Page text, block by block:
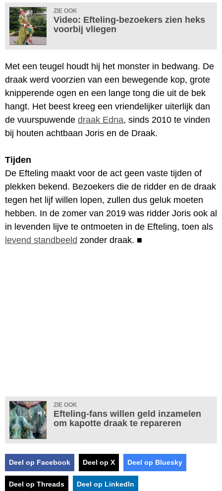
ZIE OOK
Video: Efteling-bezoekers zien heks
voorbij vliegen
Met een teugel houdt hij het monster in bedwang. De
draak werd voorzien van een bewegende kop, grote
knipperende ogen en een lange tong die uit de bek
hangt. Het beest kreeg een vriendelijker uiterlijk dan
de vuurspuwende draak Edna, sinds 2010 te vinden
bij houten achtbaan Joris en de Draak.
Tijden
De Efteling maakt voor de act geen vaste tijden of
plekken bekend. Bezoekers die de ridder en de draak
tegen het lijf willen lopen, zullen dus geluk moeten
hebben. In de zomer van 2019 was ridder Joris ook al
in levenden lijve te ontmoeten in de Efteling, toen als
levend standbeeld zonder draak. ■
ZIE OOK
Efteling-fans willen geld inzamelen
om kapotte draak te repareren
Deel op Facebook Deel op X Deel op Bluesky
Deel op Threads Deel op LinkedIn